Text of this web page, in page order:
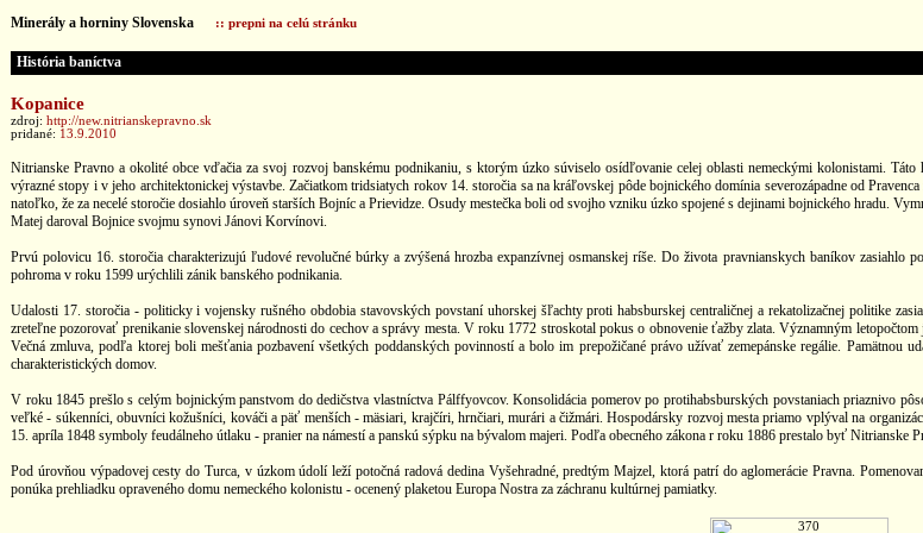
Minerály a horniny Slovenska :: prepni na celú stránku
História baníctva
Kopanice
zdroj: http://new.nitrianskepravno.sk
pridané: 13.9.2010
Nitrianske Pravno a okolité obce vďačia za svoj rozvoj banskému podnikaniu, s ktorým úzko súviselo osídľovanie celej oblasti nemeckými kolonistami.
výrazné stopy i v jeho architektonickej výstavbe. Začiatkom tridsiatych rokov 14. storočia sa na kráľovskej pôde bojnického domínia severozápadne od
natoľko, že za necelé storočie dosiahlo úroveň starších Bojníc a Prievidze. Osudy mestečka boli od svojho vzniku úzko spojené s dejinami bojnického
Matej daroval Bojnice svojmu synovi Jánovi Korvínovi.
Prvú polovicu 16. storočia charakterizujú ľudové revolučné búrky a zvýšená hrozba expanzívnej osmanskej ríše. Do života pravnianskych baníkov zasiahlo
pohroma v roku 1599 urýchlili zánik banského podnikania.
Udalosti 17. storočia - politicky i vojensky rušného obdobia stavovských povstaní uhorskej šľachty proti habsburskej centraličnej a rekatolizačnej politike
zreteľne pozorovať prenikanie slovenskej národnosti do cechov a správy mesta. V roku 1772 stroskotal pokus o obnovenie ťažby zlata. Významným
Večná zmluva, podľa ktorej boli mešťania pozbavení všetkých poddanských povinností a bolo im prepožičané právo užívať zemepánske regálie.
charakteristických domov.
V roku 1845 prešlo s celým bojnickým panstvom do dedičstva vlastníctva Pálffyovcov. Konsolidácia pomerov po protihabsburských povstaniach priaznivo
veľké - súkenníci, obuvníci kožušníci, kováči a päť menších - mäsiari, krajčíri, hrnčiari, murári a čižmári. Hospodársky rozvoj mesta priamo vplýval na
15. apríla 1848 symboly feudálneho útlaku - pranier na námestí a panskú sýpku na bývalom majeri. Podľa obecného zákona r roku 1886 prestalo byť Nitrianske
Pod úrovňou výpadovej cesty do Turca, v úzkom údolí leží potočná radová dedina Vyšehradné, predtým Majzel, ktorá patrí do aglomerácie Pravna.
ponúka prehliadku opraveného domu nemeckého kolonistu - ocenený plaketou Europa Nostra za záchranu kultúrnej pamiatky.